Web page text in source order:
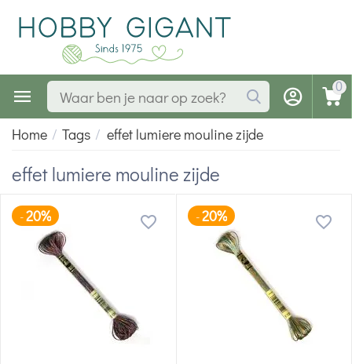
0
Home / Tags / effet lumiere mouline zijde
effet lumiere mouline zijde
-20% -20%